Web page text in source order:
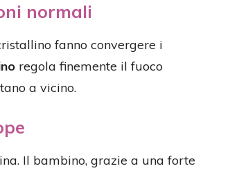
normali
fanno convergere i
regola finemente il fuoco
a vicino.
Il bambino, grazie a una forte